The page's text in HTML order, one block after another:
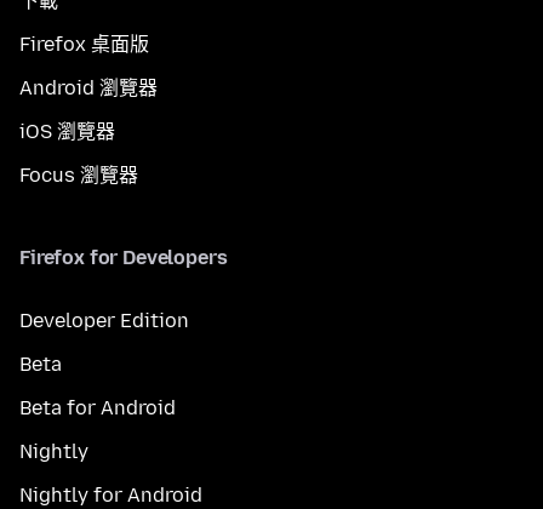
Firefox 桌面版
Android 瀏覽器
iOS 瀏覽器
Focus 瀏覽器
Firefox for Developers
Developer Edition
Beta
Beta for Android
Nightly
Nightly for Android